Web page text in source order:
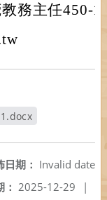
務主任450-
日期： Invalid date
2025-12-29 |